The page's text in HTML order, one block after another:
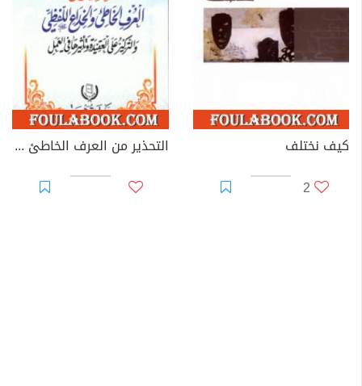
كيف نختلف
2
التحذير من العرف الخاطئ والخداع اللفظي